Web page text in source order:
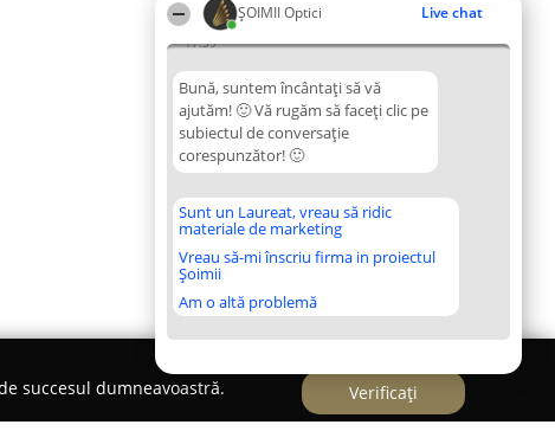
ȘOIMII Optici Live chat
17:39
Bună, suntem încântați să vă
ajutăm! 🙂 Vă rugăm să faceți clic pe
subiectul de conversație
corespunzător! 🙂
Sunt un Laureat, vreau să ridic
materiale de marketing
Vreau să-mi înscriu firma in proiectul
Șoimii
Am o altă problemă
succesul dumneavoastră.
Verificați